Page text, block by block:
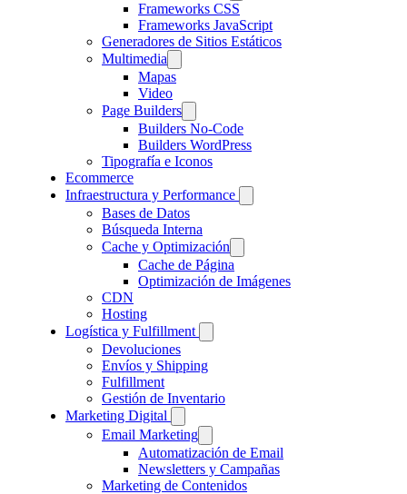
Frameworks CSS
Frameworks JavaScript
Generadores de Sitios Estáticos
Multimedia
Mapas
Video
Page Builders
Builders No-Code
Builders WordPress
Tipografía e Iconos
Ecommerce
Infraestructura y Performance
Bases de Datos
Búsqueda Interna
Cache y Optimización
Cache de Página
Optimización de Imágenes
CDN
Hosting
Logística y Fulfillment
Devoluciones
Envíos y Shipping
Fulfillment
Gestión de Inventario
Marketing Digital
Email Marketing
Automatización de Email
Newsletters y Campañas
Marketing de Contenidos